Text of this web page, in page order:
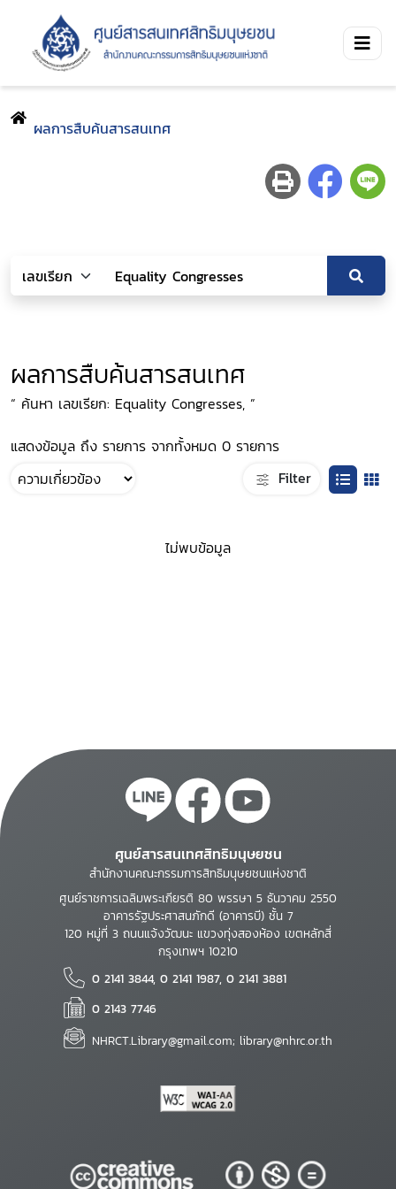
ผลการสืบค้นสารสนเทศ
ผลการสืบค้นสารสนเทศ
“ ค้นหา เลขเรียก: Equality Congresses, ”
แสดงข้อมูล ถึง รายการ จากทั้งหมด 0 รายการ
Filter
ไม่พบข้อมูล
ศูนย์สารสนเทศสิทธิมนุษยชน
สำนักงานคณะกรรมการสิทธิมนุษยชนแห่งชาติ
ศูนย์ราชการเฉลิมพระเกียรติ 80 พรรษา 5 ธันวาคม 2550
อาคารรัฐประศาสนภักดี (อาคารบี) ชั้น 7
120 หมู่ที่ 3 ถนนแจ้งวัฒนะ แขวงทุ่งสองห้อง เขตหลักสี่
กรุงเทพฯ 10210
0 2141 3844, 0 2141 1987, 0 2141 3881
0 2143 7746
NHRCT.Library@gmail.com; library@nhrc.or.th